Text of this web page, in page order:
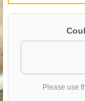
Please use